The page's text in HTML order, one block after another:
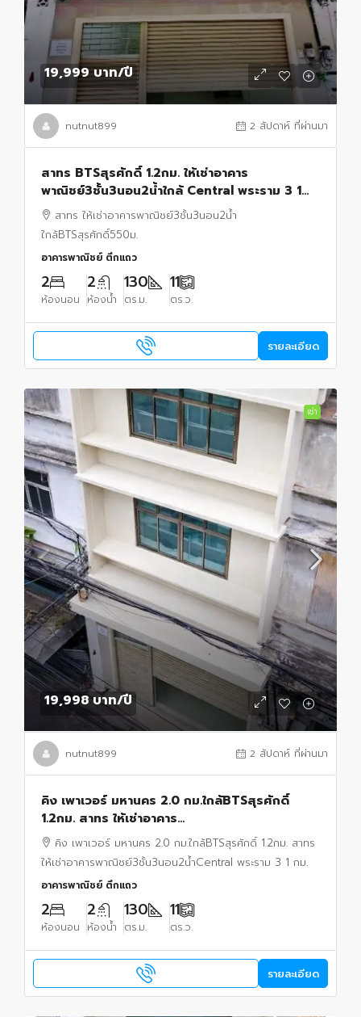
19,999 บาท/ปี
nutnut899 2 สัปดาห์ ที่ผ่านมา
สาทร BTSสุรศักดิ์ 1.2กม. ให้เช่าอาคาร
พาณิชย์3ชั้น3นอน2น้ำใกล้ Central พระราม 3 1
กม. คิง เพาเวอร์ มหานคร 2.0 กม.
สาทร ให้เช่าอาคารพาณิชย์3ชั้น3นอน2น้ำ
ใกล้BTSสุรศักดิ์550ม.
อาคารพาณิชย์ ตึกแถว
2
ห้องนอน
2
ห้องน้ำ
130
ตร.ม.
11
ตร.ว.
รายละเอียด
เช่า
19,998 บาท/ปี
nutnut899 2 สัปดาห์ ที่ผ่านมา
คิง เพาเวอร์ มหานคร 2.0 กม.ใกล้BTSสุรศักดิ์
1.2กม. สาทร ให้เช่าอาคาร
พาณิชย์3ชั้น3นอน2น้ำCentral พระราม 3 1 กม.
คิง เพาเวอร์ มหานคร 2.0 กม.ใกล้BTSสุรศักดิ์ 1.2กม. สาทร
ให้เช่าอาคารพาณิชย์3ชั้น3นอน2น้ำCentral พระราม 3 1 กม.
อาคารพาณิชย์ ตึกแถว
2
ห้องนอน
2
ห้องน้ำ
130
ตร.ม.
11
ตร.ว.
รายละเอียด